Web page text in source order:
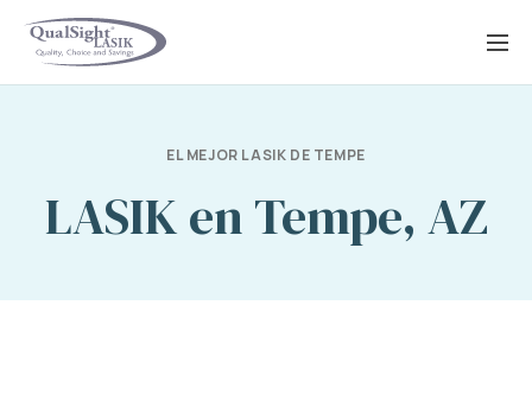
Saltar
EL MEJOR LASIK DE TEMPE
LASIK en Tempe, AZ